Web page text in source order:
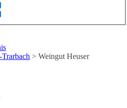
> Weingut Heuser